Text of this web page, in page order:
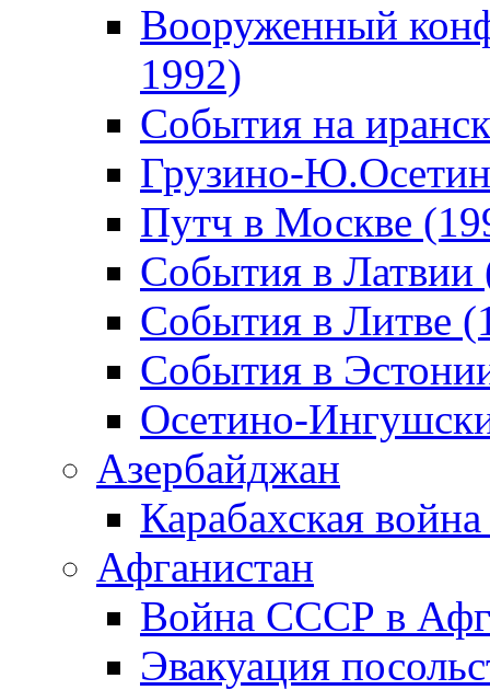
Вооруженный
1992)
События на
Грузино-
Путч в Москве
События в Латвии
События в Литве
События в
Осетино-
Азербайджан
Карабахская
Афганистан
Война СССР в
Эвакуация